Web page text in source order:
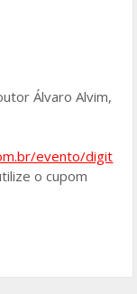
Álvaro Alvim,
evento/digit
o cupom